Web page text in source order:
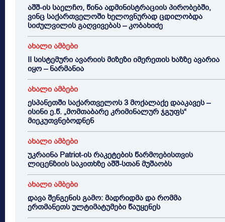
აშშ-ის საელჩო, წინა ადმინისტრაციის პირობებში,
ვინც საქართველოში ხელოვნურად ცდილობდა
სიძულვილის გაღვივებას – კობახიძე
ახალი ამბები
II სისტემური ავარიის მიზეზი იმერეთის ხაზზე ავარია
იყო – ნარმანია
ახალი ამბები
ესპანეთში საქართველოს 3 მოქალაქე დააკავეს –
ისინი ე.წ. „მომთაბარე კრიმინალურ ჯგუფს“
მიეკუთვნებოდნენ
ახალი ამბები
უკრაინა Patriot-ის რაკეტების წარმოებისთვის
ლიცენზიის საკითხზე აშშ-სთან მუშაობს
ახალი ამბები
დავა შენგენის გამო: მადრიდმა და რომმა
ერთმანეთს ულტიმატუმები წაუყენეს